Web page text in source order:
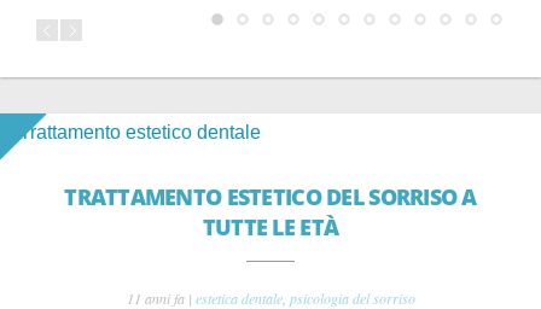
TRATTAMENTO ESTETICO DEL SORRISO A
TUTTE LE ETÀ
11 anni fa | estetica dentale, psicologia del sorriso